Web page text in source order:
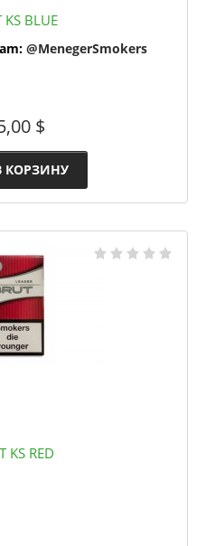
KS BLUE
@MenegerSmokers
$
КОРЗИНУ
KS RED